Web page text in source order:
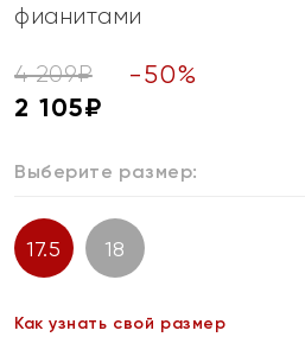
фианитами
4 209₽ -50%
2 105₽
Выберите размер:
17.5 18
Как узнать свой размер